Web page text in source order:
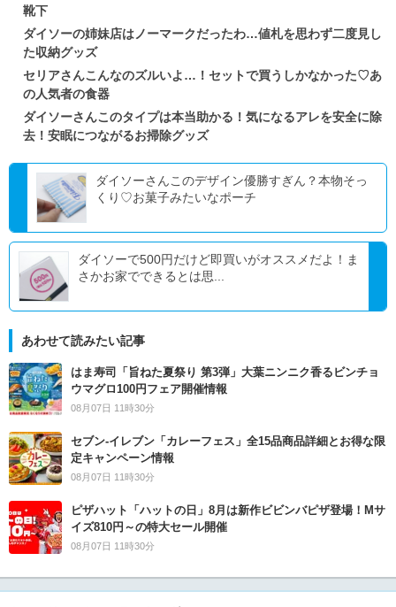
靴下
ダイソーの姉妹店はノーマークだったわ…値札を思わず二度見し
た収納グッズ
セリアさんこんなのズルいよ…！セットで買うしかなかった♡あ
の人気者の食器
ダイソーさんこのタイプは本当助かる！気になるアレを安全に除
去！安眠につながるお掃除グッズ
ダイソーさんこのデザイン優勝すぎん？本物そっ
くり♡お菓子みたいなポーチ
ダイソーで500円だけど即買いがオススメだよ！ま
さかお家でできるとは思...
あわせて読みたい記事
はま寿司「旨ねた夏祭り 第3弾」大葉ニンニク香るビンチョ
ウマグロ100円フェア開催情報
08月07日 11時30分
セブン‐イレブン「カレーフェス」全15品商品詳細とお得な限
定キャンペーン情報
08月07日 11時30分
ピザハット「ハットの日」8月は新作ビビンバピザ登場！Mサ
イズ810円～の特大セール開催
08月07日 11時30分